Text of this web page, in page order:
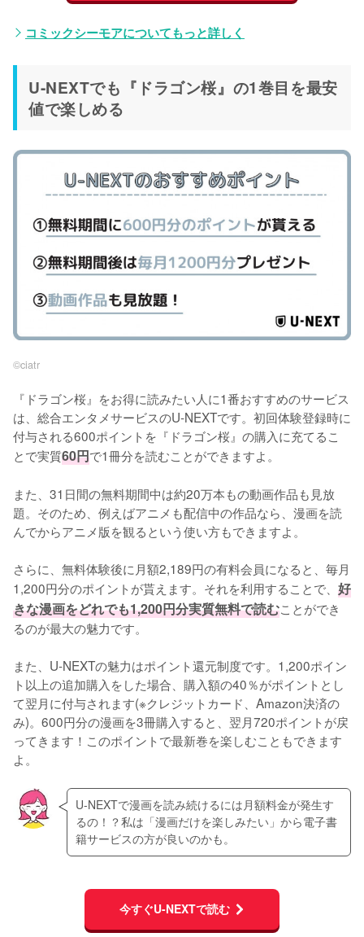
コミックシーモアについてもっと詳しく
U-NEXTでも『ドラゴン桜』の1巻目を最安
値で楽しめる
©︎ciatr
『ドラゴン桜』をお得に読みたい人に1番おすすめのサービス
は、総合エンタメサービスのU-NEXTです。初回体験登録時に
付与される600ポイントを『ドラゴン桜』の購入に充てるこ
とで実質60円で1冊分を読むことができますよ。
また、31日間の無料期間中は約20万本もの動画作品も見放
題。そのため、例えばアニメも配信中の作品なら、漫画を読
んでからアニメ版を観るという使い方もできますよ。
さらに、無料体験後に月額2,189円の有料会員になると、毎月
1,200円分のポイントが貰えます。それを利用することで、 好
きな漫画をどれでも1,200円分実質無料で読むことができ
るのが最大の魅力です。
また、U-NEXTの魅力はポイント還元制度です。1,200ポイン
ト以上の追加購入をした場合、購入額の40％がポイントとし
て翌月に付与されます(※クレジットカード、Amazon決済の
み)。600円分の漫画を3冊購入すると、翌月720ポイントが戻
ってきます！このポイントで最新巻を楽しむこともできます
よ。
U-NEXTで漫画を読み続けるには月額料金が発生す
るの！？私は「漫画だけを楽しみたい」から電子書
籍サービスの方が良いのかも。
今すぐU-NEXTで読む